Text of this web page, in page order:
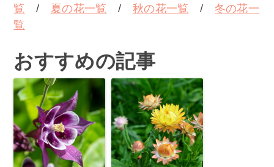
覧 / 夏の花一覧 / 秋の花一覧 / 冬の花一
覧
おすすめの記事